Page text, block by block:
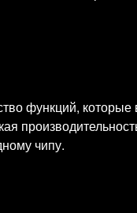
функций,
чипу.